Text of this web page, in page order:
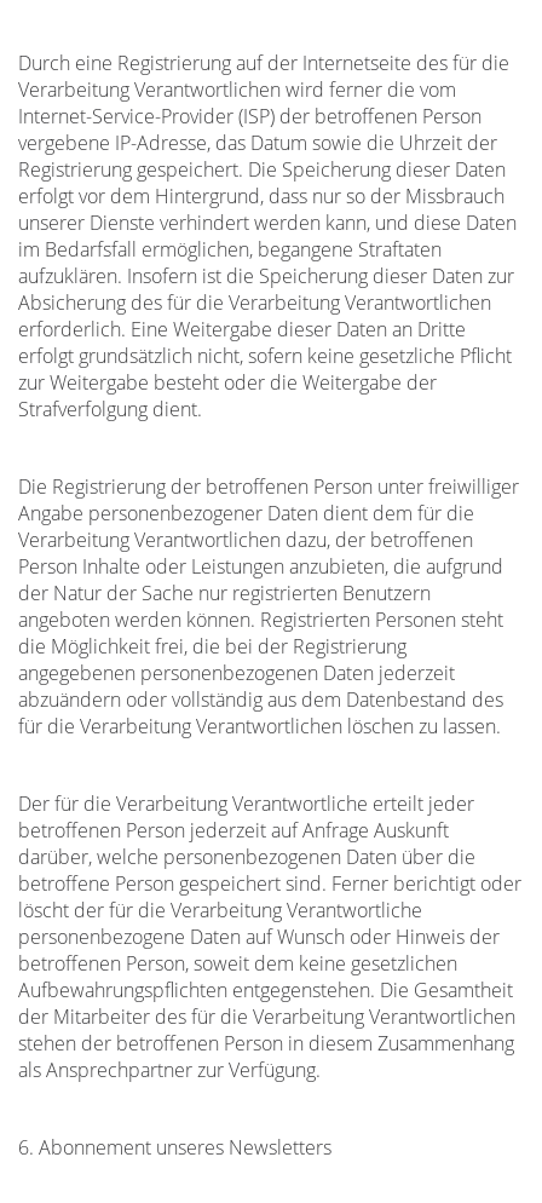
Durch eine Registrierung auf der Internetseite des für die
Verarbeitung Verantwortlichen wird ferner die vom
Internet-Service-Provider (ISP) der betroffenen Person
vergebene IP-Adresse, das Datum sowie die Uhrzeit der
Registrierung gespeichert. Die Speicherung dieser Daten
erfolgt vor dem Hintergrund, dass nur so der Missbrauch
unserer Dienste verhindert werden kann, und diese Daten
im Bedarfsfall ermöglichen, begangene Straftaten
aufzuklären. Insofern ist die Speicherung dieser Daten zur
Absicherung des für die Verarbeitung Verantwortlichen
erforderlich. Eine Weitergabe dieser Daten an Dritte
erfolgt grundsätzlich nicht, sofern keine gesetzliche Pflicht
zur Weitergabe besteht oder die Weitergabe der
Strafverfolgung dient.
Die Registrierung der betroffenen Person unter freiwilliger
Angabe personenbezogener Daten dient dem für die
Verarbeitung Verantwortlichen dazu, der betroffenen
Person Inhalte oder Leistungen anzubieten, die aufgrund
der Natur der Sache nur registrierten Benutzern
angeboten werden können. Registrierten Personen steht
die Möglichkeit frei, die bei der Registrierung
angegebenen personenbezogenen Daten jederzeit
abzuändern oder vollständig aus dem Datenbestand des
für die Verarbeitung Verantwortlichen löschen zu lassen.
Der für die Verarbeitung Verantwortliche erteilt jeder
betroffenen Person jederzeit auf Anfrage Auskunft
darüber, welche personenbezogenen Daten über die
betroffene Person gespeichert sind. Ferner berichtigt oder
löscht der für die Verarbeitung Verantwortliche
personenbezogene Daten auf Wunsch oder Hinweis der
betroffenen Person, soweit dem keine gesetzlichen
Aufbewahrungspflichten entgegenstehen. Die Gesamtheit
der Mitarbeiter des für die Verarbeitung Verantwortlichen
stehen der betroffenen Person in diesem Zusammenhang
als Ansprechpartner zur Verfügung.
6. Abonnement unseres Newsletters